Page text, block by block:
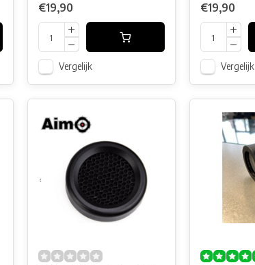
€19,90
Vergelijk
€19,90
Vergelijk